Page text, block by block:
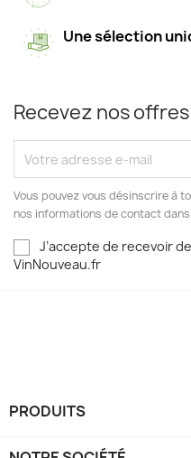
Une sélection
Recevez nos
Vous pouvez vous désinscrire à
nos informations de contact
J’accepte de recevoir
VinNouveau.fr
PRODUITS